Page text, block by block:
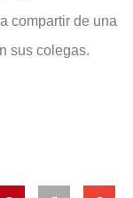
compartir de una
sus colegas.